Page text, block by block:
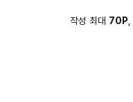
작성 최대 70P